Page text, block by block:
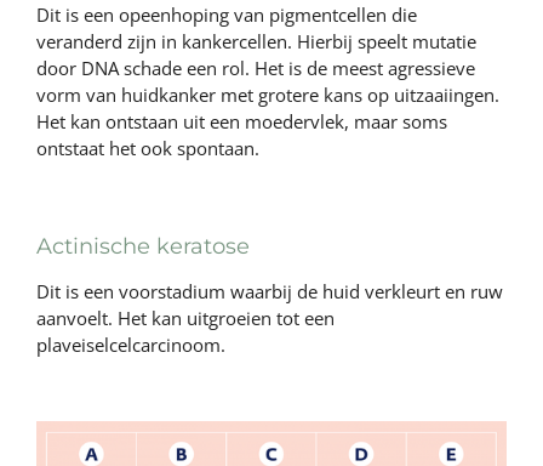
Dit is een opeenhoping van pigmentcellen die
veranderd zijn in kankercellen. Hierbij speelt mutatie
door DNA schade een rol. Het is de meest agressieve
vorm van huidkanker met grotere kans op uitzaaiingen.
Het kan ontstaan uit een moedervlek, maar soms
ontstaat het ook spontaan.
Actinische keratose
Dit is een voorstadium waarbij de huid verkleurt en ruw
aanvoelt. Het kan uitgroeien tot een
plaveiselcelcarcinoom.